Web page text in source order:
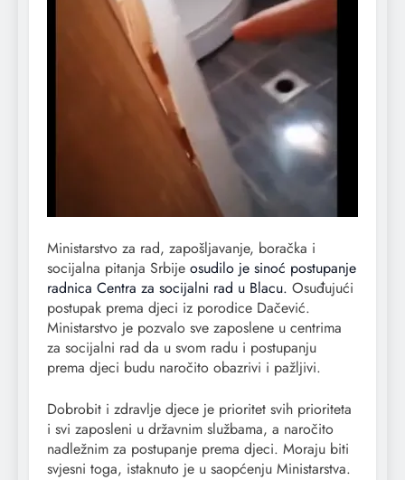
Ministarstvo za rad, zapošljavanje, boračka i
socijalna pitanja Srbije osudilo je sinoć postupanje
radnica Centra za socijalni rad u Blacu. Osuđujući
postupak prema djeci iz porodice Dačević.
Ministarstvo je pozvalo sve zaposlene u centrima
za socijalni rad da u svom radu i postupanju
prema djeci budu naročito obazrivi i pažljivi.
Dobrobit i zdravlje djece je prioritet svih prioriteta
i svi zaposleni u državnim službama, a naročito
nadležnim za postupanje prema djeci. Moraju biti
svjesni toga, istaknuto je u saopćenju Ministarstva.